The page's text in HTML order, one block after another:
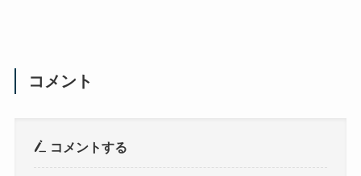
コメント
コメントする